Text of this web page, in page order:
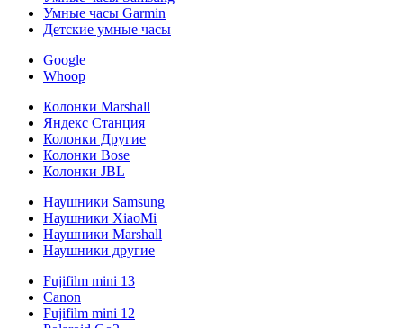
Умные часы Garmin
Детские умные часы
Google
Whoop
Колонки Marshall
Яндекс Станция
Колонки Другие
Колонки Bose
Колонки JBL
Наушники Samsung
Наушники XiaoMi
Наушники Marshall
Наушники другие
Fujifilm mini 13
Canon
Fujifilm mini 12